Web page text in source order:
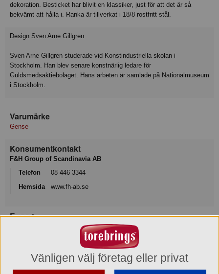
dekoration. Besticket har blivit en klassiker, just för att det är så
bekvämt att hålla i. Ranka är tillverkat i 18/8 rostfritt stål.
Design Sven Arne Gillgren
Sven Arne Gillgren studerade vid Konstindustriella skolan i
Stockholm. Han blev senare konstnärlig ledare för
Guldsmedsaktiebolaget. Hans arbeten är samlade på Nationalmuseum
i Stockholm.
Varumärke
Gense
Konsumentkontakt
F&H Group of Scandinavia AB
Telefon
08-446 3344
Hemsida
www.fh-ab.se
E-post
Vänligen välj företag eller privat